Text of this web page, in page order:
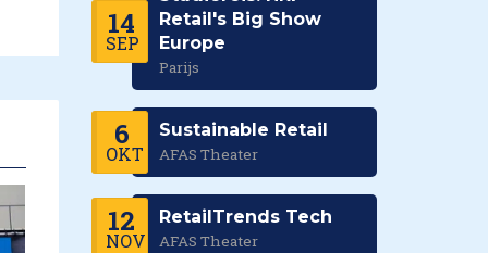
14
SEP
Retail's Big Show
Europe
Parijs
6
OKT
Sustainable Retail
AFAS Theater
12
NOV
RetailTrends Tech
AFAS Theater